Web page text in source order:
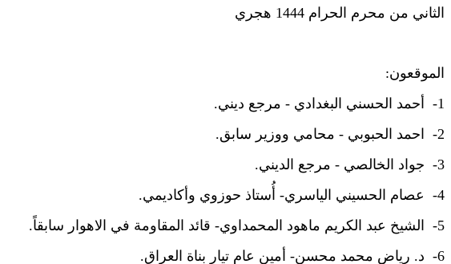
الثاني من محرم الحرام 1444 هجري
الموقعون:
1- أحمد الحسني البغدادي - مرجع ديني.
2- احمد الحبوبي - محامي ووزير سابق.
3- جواد الخالصي - مرجع الديني.
4- عصام الحسيني الياسري- أُستاذ حوزوي وأكاديمي.
5- الشيخ عبد الكريم ماهود المحمداوي- قائد المقاومة في الاهوار سابقاً.
6- د. رياض محمد محسن- أمين عام تيار بناة العراق.